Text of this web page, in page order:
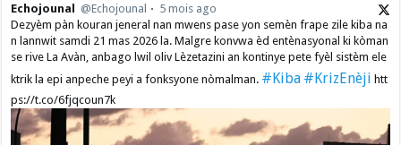
Echojounal @Echojounal
5 mois ago
Dezyèm pàn kouran jeneral nan mwens pase yon semèn frape zile kiba na
n lannwit samdi 21 mas 2026 la. Malgre konvwa èd entènasyonal ki kòman
se rive La Avàn, anbago lwil oliv Lèzetazini an kontinye pete fyèl sistèm ele
ktrik la epi anpeche peyi a fonksyone nòmalman. #Kiba #KrizEnèji htt
ps://t.co/6fjqcoun7k